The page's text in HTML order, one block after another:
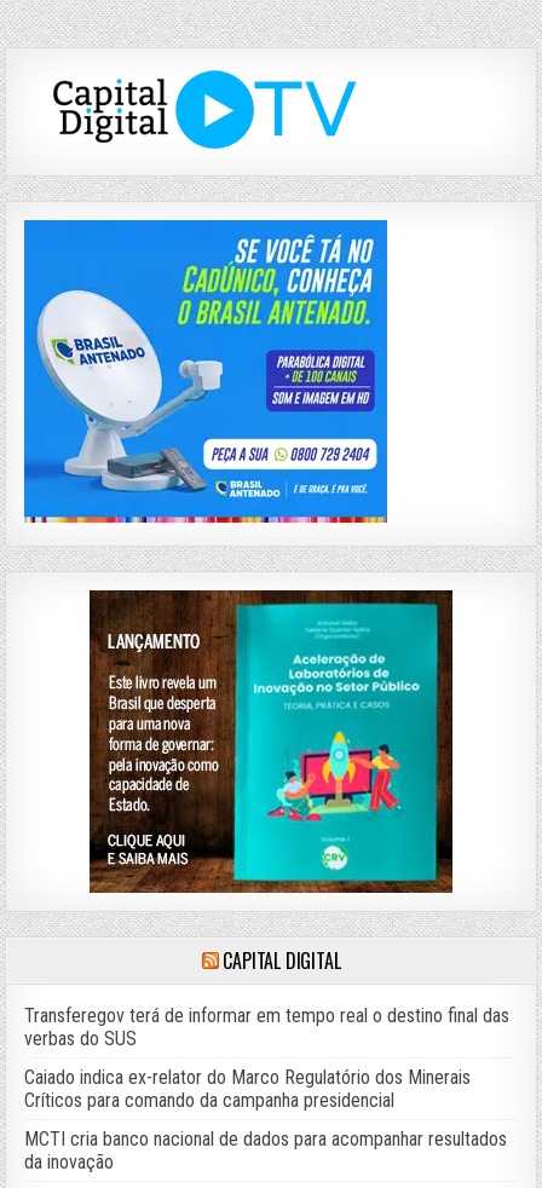
CAPITAL DIGITAL
Transferegov terá de informar em tempo real o destino final das
verbas do SUS
Caiado indica ex-relator do Marco Regulatório dos Minerais
Críticos para comando da campanha presidencial
MCTI cria banco nacional de dados para acompanhar resultados
da inovação